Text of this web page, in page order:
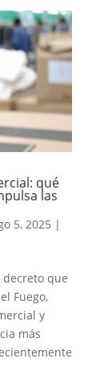
qué
las
5, 2025 |
que
Fuego,
y
más